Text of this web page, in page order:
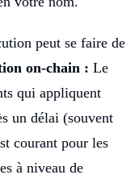
peut se faire de
on-chain : Le
qui appliquent
un délai (souvent
courant pour les
à niveau de